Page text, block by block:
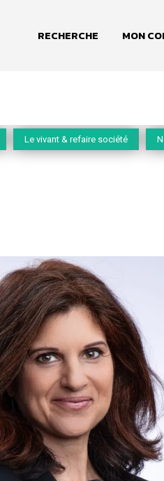
RECHERCHE MON
Le vivant & refaire société